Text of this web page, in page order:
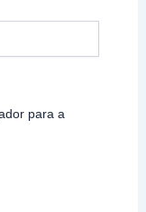
para a